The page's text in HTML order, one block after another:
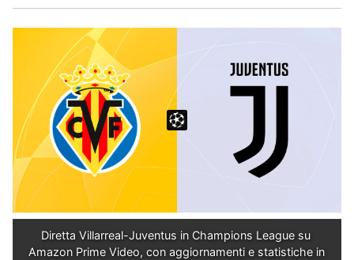
Diretta Villarreal-Juventus in Champions League su
Amazon Prime Video, con aggiornamenti e statistiche in